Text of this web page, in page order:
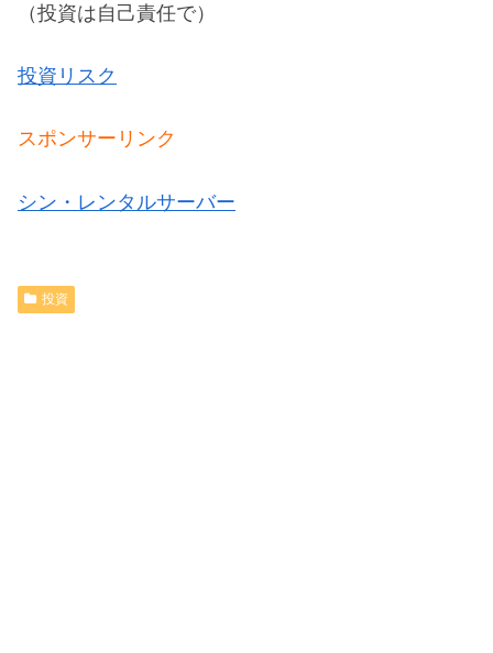
（投資は自己責任で）
投資リスク
スポンサーリンク
シン・レンタルサーバー
投資